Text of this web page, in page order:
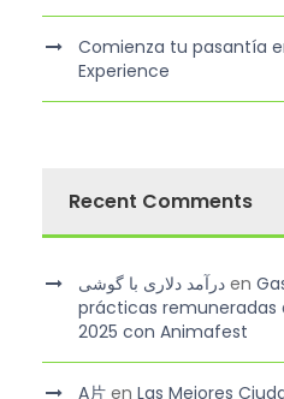
Comienza tu pasantía
Experience
Recent Comments
درآمد دلاری با گوشی en
prácticas remuneradas
2025 con Animafest
A片 en Las Mejores